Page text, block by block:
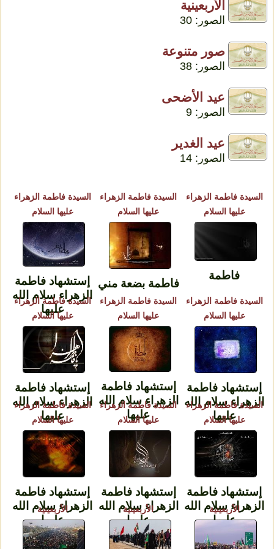
الأربعينية
الصور: 30
صور متنوعة
الصور: 38
عيد الأضحى
الصور: 9
عيد الغدير
الصور: 14
السيدة فاطمة الزهراء
عليها السلام
فاطمة
السيدة فاطمة الزهراء
عليها السلام
فاطمة بضعة مني
السيدة فاطمة الزهراء
عليها السلام
إستشهاد فاطمة
الزهراء سلام الله
عليها
السيدة فاطمة الزهراء
عليها السلام
إستشهاد فاطمة
الزهراء سلام الله
عليها
السيدة فاطمة الزهراء
عليها السلام
إستشهاد فاطمة
الزهراء سلام الله
عليها
السيدة فاطمة الزهراء
عليها السلام
إستشهاد فاطمة
الزهراء سلام الله
عليها
السيدة فاطمة الزهراء
عليها السلام
إستشهاد فاطمة
الزهراء سلام الله
عليها
السيدة فاطمة الزهراء
عليها السلام
إستشهاد فاطمة
الزهراء سلام الله
عليها
السيدة فاطمة الزهراء
عليها السلام
إستشهاد فاطمة
الزهراء سلام الله
عليها
الأربعينية الأربعينية الأربعينية